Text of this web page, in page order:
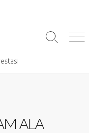
Search
ALA